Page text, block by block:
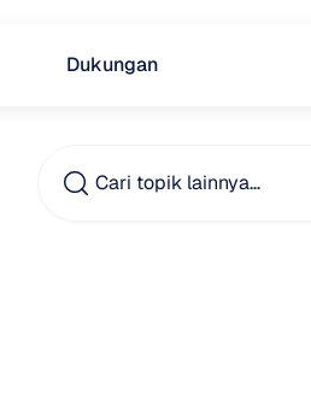
Dukungan
Cari topik lainnya…